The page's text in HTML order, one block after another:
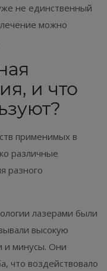
не единственный
можно
и что
⁣⁣⠀
применимых в
различные
разного
лазерами были
высокую
и минусы. Они
что воздействовало